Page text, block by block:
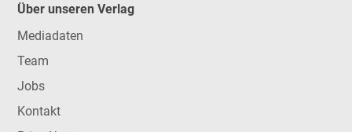
Über unseren Verlag
Mediadaten
Team
Jobs
Kontakt